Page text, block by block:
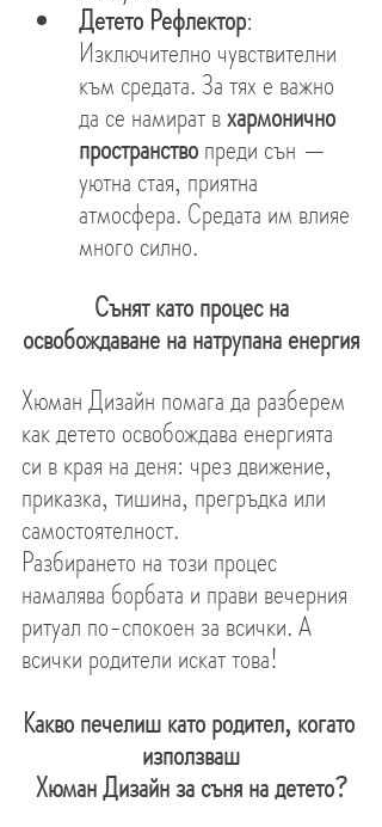
Детето Рефлектор:
Изключително чувствителни
към средата. За тях е важно
да се намират в хармонично
пространство преди сън —
уютна стая, приятна
атмосфера. Средата им влияе
много силно.
Сънят като процес на
освобождаване на натрупана енергия
Хюман Дизайн помага да разберем
как детето освобождава енергията
си в края на деня: чрез движение,
приказка, тишина, прегръдка или
самостоятелност.
Разбирането на този процес
намалява борбата и прави вечерния
ритуал по-спокоен за всички. А
всички родители искат това!
Какво печелиш като родител, когато
използваш
Хюман Дизайн за съня на детето?